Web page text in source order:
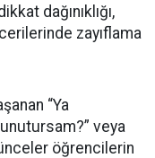
dağınıklığı,
zayıflama
“Ya
veya
öğrencilerin